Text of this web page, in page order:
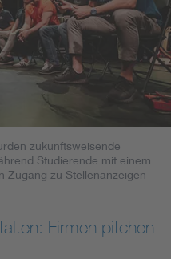
zukunftsweisende
Studierende mit einem
Zugang zu Stellenanzeigen
Firmen pitchen